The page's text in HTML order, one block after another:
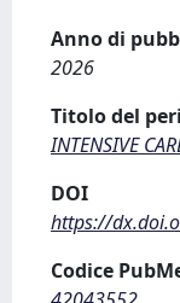
Anno di
2026
Titolo del
INTENSIVE
DOI
https://
Codice